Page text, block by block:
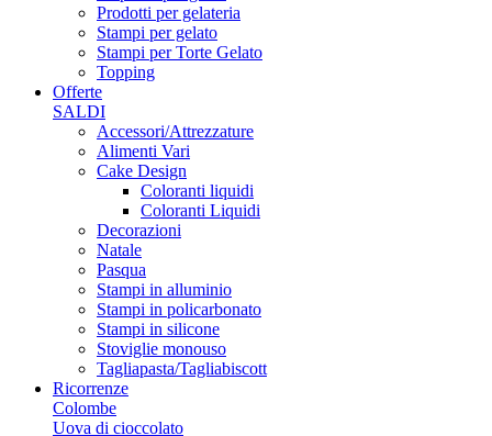
Prodotti per gelateria
Stampi per gelato
Stampi per Torte Gelato
Topping
Offerte
SALDI
Accessori/Attrezzature
Alimenti Vari
Cake Design
Coloranti liquidi
Coloranti Liquidi
Decorazioni
Natale
Pasqua
Stampi in alluminio
Stampi in policarbonato
Stampi in silicone
Stoviglie monouso
Tagliapasta/Tagliabiscott
Ricorrenze
Colombe
Uova di cioccolato